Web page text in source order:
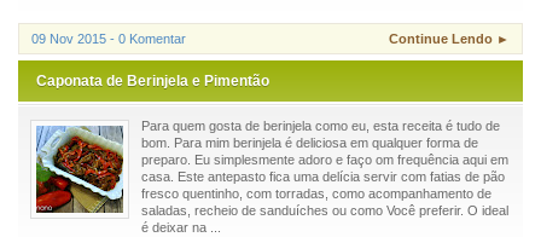
09 Nov 2015 - 0 Komentar Continue Lendo ►
Caponata de Berinjela e Pimentão
Para quem gosta de berinjela como eu, esta receita é tudo de
bom. Para mim berinjela é deliciosa em qualquer forma de
preparo. Eu simplesmente adoro e faço om frequência aqui em
casa. Este antepasto fica uma delícia servir com fatias de pão
fresco quentinho, com torradas, como acompanhamento de
saladas, recheio de sanduíches ou como Você preferir. O ideal
é deixar na ...